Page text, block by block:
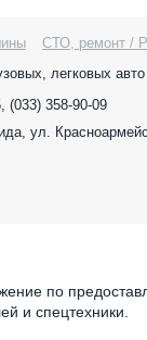
СТО, ремонт /
легковых
(033) 358-90-09
ул.
по
и спецтехники.